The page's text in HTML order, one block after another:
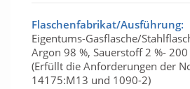
Flaschenfabrikat/Ausführung:
Eigentums-Gasflasche/
Argon 98 %, Sauerstoff 2 %-
(Erfüllt die Anforderungen der
14175:M13 und 1090-2)